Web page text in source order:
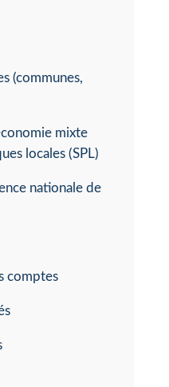
(communes,
mixte
locales (SPL)
nationale de
comptes